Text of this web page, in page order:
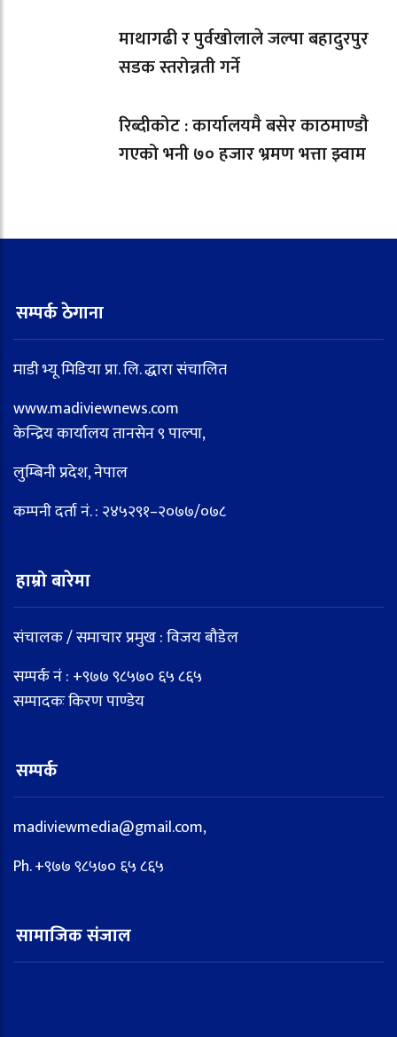
माथागढी र पुर्वखोलाले जल्पा बहादुरपुर
सडक स्तरोन्नती गर्ने
रिब्दीकोट : कार्यालयमै बसेर काठमाण्डौ
गएको भनी ७० हजार भ्रमण भत्ता झ्वाम
सम्पर्क ठेगाना
माडी भ्यू मिडिया प्रा. लि. द्धारा संचालित
www.madiviewnews.com
केन्द्रिय कार्यालय तानसेन ९ पाल्पा,
लुम्बिनी प्रदेश, नेपाल
कम्पनी दर्ता नं. : २४५२९१–२०७७/०७८
हाम्रो बारेमा
संचालक / समाचार प्रमुख : विजय बौडेल
सम्पर्क नं : +९७७ ९८५७० ६५ ८६५
सम्पादकः किरण पाण्डेय
सम्पर्क
madiviewmedia@gmail.com,
Ph. +९७७ ९८५७० ६५ ८६५
सामाजिक संजाल